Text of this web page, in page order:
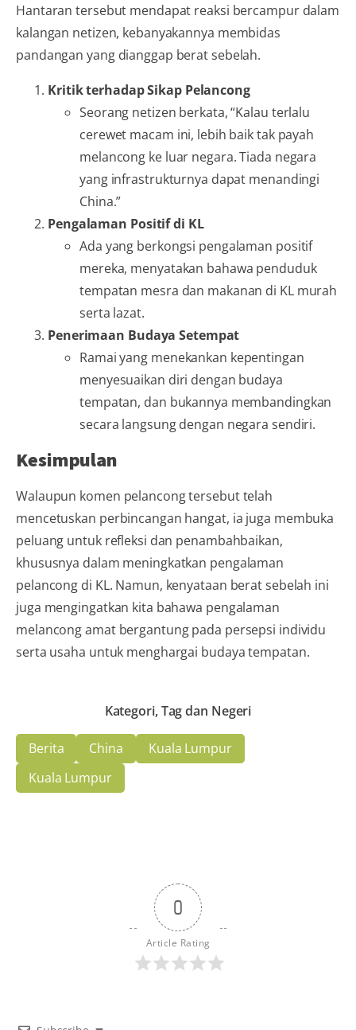
Hantaran tersebut mendapat reaksi bercampur dalam
kalangan netizen, kebanyakannya membidas
pandangan yang dianggap berat sebelah.
Kritik terhadap Sikap Pelancong
Seorang netizen berkata, “Kalau terlalu
cerewet macam ini, lebih baik tak payah
melancong ke luar negara. Tiada negara
yang infrastrukturnya dapat menandingi
China.”
Pengalaman Positif di KL
Ada yang berkongsi pengalaman positif
mereka, menyatakan bahawa penduduk
tempatan mesra dan makanan di KL murah
serta lazat.
Penerimaan Budaya Setempat
Ramai yang menekankan kepentingan
menyesuaikan diri dengan budaya
tempatan, dan bukannya membandingkan
secara langsung dengan negara sendiri.
Kesimpulan
Walaupun komen pelancong tersebut telah
mencetuskan perbincangan hangat, ia juga membuka
peluang untuk refleksi dan penambahbaikan,
khususnya dalam meningkatkan pengalaman
pelancong di KL. Namun, kenyataan berat sebelah ini
juga mengingatkan kita bahawa pengalaman
melancong amat bergantung pada persepsi individu
serta usaha untuk menghargai budaya tempatan.
Kategori, Tag dan Negeri
Berita China
Kuala Lumpur
Kuala Lumpur
0
Article Rating